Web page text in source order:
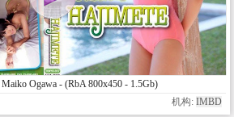
Ogawa - (RbA 800x450 - 1.5Gb)
机构: IMBD